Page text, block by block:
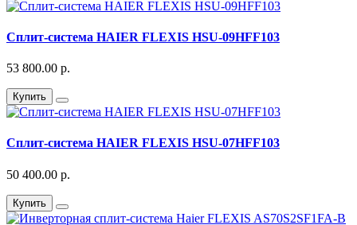
Сплит-система HAIER FLEXIS HSU-09HFF103
53 800.00 р.
Купить
Сплит-система HAIER FLEXIS HSU-07HFF103
50 400.00 р.
Купить